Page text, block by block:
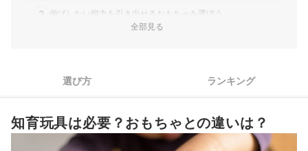
2 伸ばしたい能力を引き出せるおもちゃを選ぼう
長く使えるのは遊び方が豊富なもの。成長しても飽きにくい
知育玩具は手作りできる？簡単に作れるのは？
全部見る
選び方 ランキング
知育玩具は必要？おもちゃとの違いは？